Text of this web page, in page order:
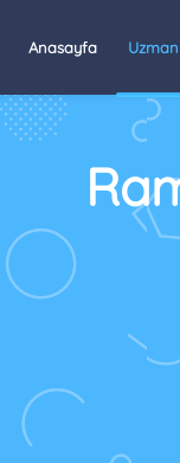
Anasayfa